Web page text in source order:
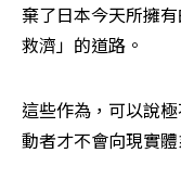
棄了日本今天所擁
救濟」的道路。
這些作為，可以說
動者才不會向現實